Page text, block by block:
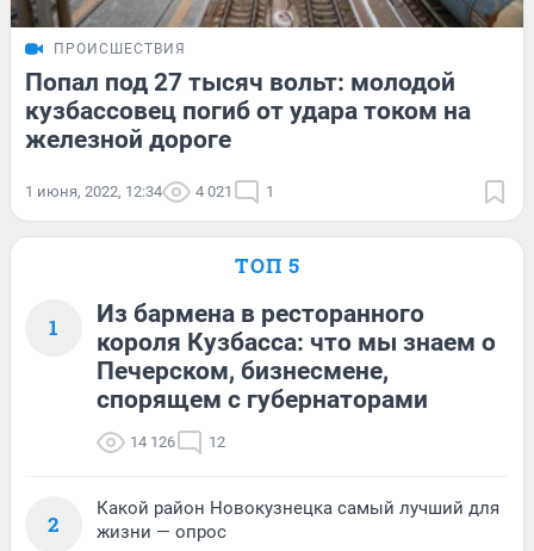
ПРОИСШЕСТВИЯ
Попал под 27 тысяч вольт: молодой
кузбассовец погиб от удара током на
железной дороге
1 июня, 2022, 12:34 4 021 1
ТОП 5
1
Из бармена в ресторанного
короля Кузбасса: что мы знаем о
Печерском, бизнесмене,
спорящем с губернаторами
14 126 12
2
Какой район Новокузнецка самый лучший для
жизни — опрос